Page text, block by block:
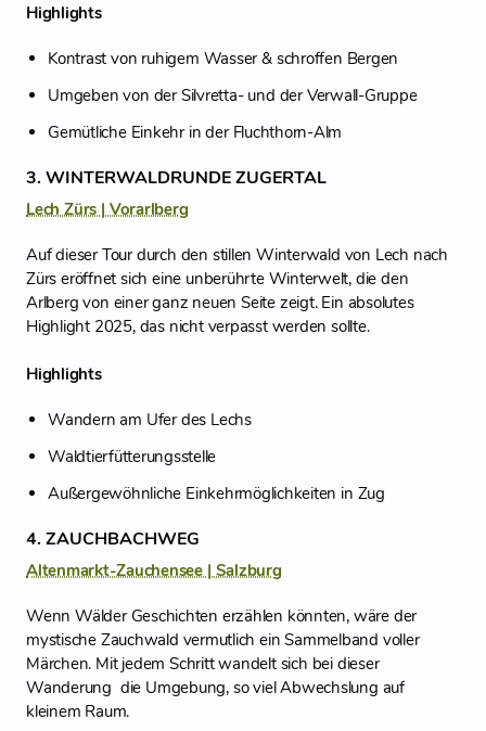
Highlights
Kontrast von ruhigem Wasser & schroffen Bergen
Umgeben von der Silvretta- und der Verwall-Gruppe
Gemütliche Einkehr in der Fluchthorn-Alm
3. WINTERWALDRUNDE ZUGERTAL
Lech Zürs | Vorarlberg
Auf dieser Tour durch den stillen Winterwald von Lech nach
Zürs eröffnet sich eine unberührte Winterwelt, die den
Arlberg von einer ganz neuen Seite zeigt. Ein absolutes
Highlight 2025, das nicht verpasst werden sollte.
Highlights
Wandern am Ufer des Lechs
Waldtierfütterungsstelle
Außergewöhnliche Einkehrmöglichkeiten in Zug
4. ZAUCHBACHWEG
Altenmarkt-Zauchensee | Salzburg
Wenn Wälder Geschichten erzählen könnten, wäre der
mystische Zauchwald vermutlich ein Sammelband voller
Märchen. Mit jedem Schritt wandelt sich bei dieser
Wanderung die Umgebung, so viel Abwechslung auf
kleinem Raum.